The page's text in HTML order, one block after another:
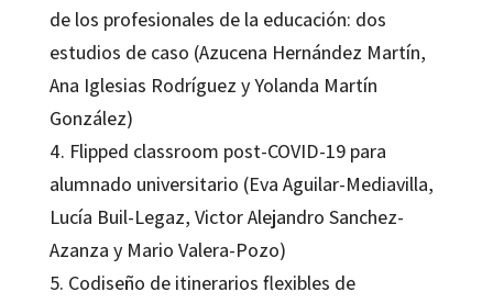
de los profesionales de la educación: dos
estudios de caso (Azucena Hernández Martín,
Ana Iglesias Rodríguez y Yolanda Martín
González)
4. Flipped classroom post-COVID-19 para
alumnado universitario (Eva Aguilar-Mediavilla,
Lucía Buil-Legaz, Victor Alejandro Sanchez-
Azanza y Mario Valera-Pozo)
5. Codiseño de itinerarios flexibles de